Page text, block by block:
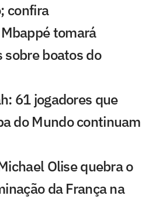
confira
tomará
boatos do
61 jogadores que
do Mundo continuam
Olise quebra o
da França na